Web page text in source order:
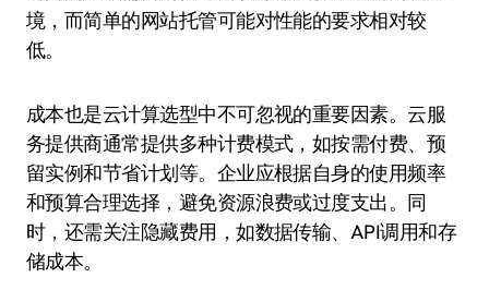
境，而简单的网站托管可能对性能的要求相对较
低。
成本也是云计算选型中不可忽视的重要因素。云服
务提供商通常提供多种计费模式，如按需付费、预
留实例和节省计划等。企业应根据自身的使用频率
和预算合理选择，避免资源浪费或过度支出。同
时，还需关注隐藏费用，如数据传输、API调用和存
储成本。